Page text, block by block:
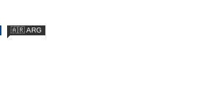
🇦🇷 ARG